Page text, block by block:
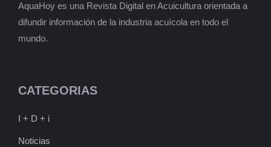
AquaHoy es una Revista Digital en Acuicultura orientada a
difundir información de la industria acuícola en todo el
mundo.
CATEGORIAS
I + D + i
Noticias